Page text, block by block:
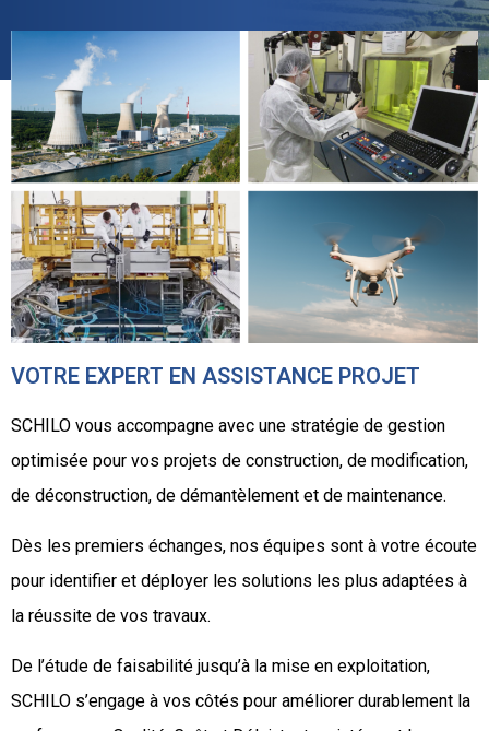
VOTRE EXPERT EN ASSISTANCE PROJET
SCHILO vous accompagne avec une stratégie de gestion
optimisée pour vos projets de construction, de modification,
de déconstruction, de démantèlement et de maintenance.
Dès les premiers échanges, nos équipes sont à votre écoute
pour identifier et déployer les solutions les plus adaptées à
la réussite de vos travaux.
De l’étude de faisabilité jusqu’à la mise en exploitation,
SCHILO s’engage à vos côtés pour améliorer durablement la